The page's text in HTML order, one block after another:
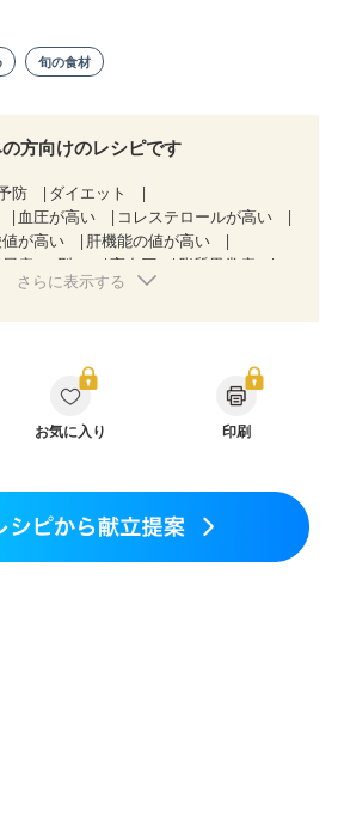
旬の食材
方向けのレシピです
防
ダイエット
血圧が高い
コレステロールが高い
が高い
肝機能の値が高い
病（2型） 高血圧
脂質異常症
狭心症 心筋梗塞
CKD（ステージ１）
CKD（ステージ３a）
透析
乳がん（抗がん剤治療中）
になる（初期）
る（初期）
さらに表示する
お気に入り 印刷